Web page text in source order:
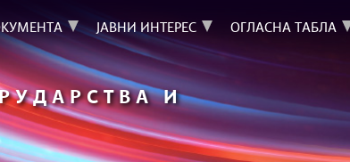
ЈАВНИ ИНТЕРЕС ОГЛАСНА ТАБЛА
И